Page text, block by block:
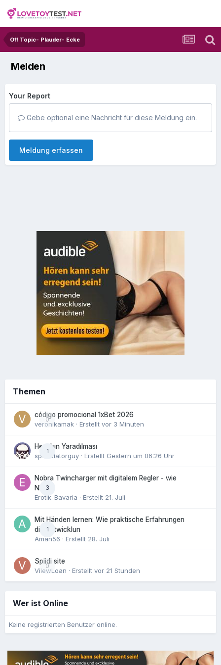
Off Topic- Plauder- Ecke
Melden
Your Report
Gebe optional eine Nachricht für diese Meldung ein.
Meldung erfassen
Themen
0
código promocional 1xBet 2026
veronikamak · Erstellt vor 3 Minuten
1
Hesabın Yaradılması
speculatorguy · Erstellt Gestern um 06:26 Uhr
3
Nobra Twincharger mit digitalem Regler - wie
NEU!
Erotik_Bavaria · Erstellt 21. Juli
1
Mit Händen lernen: Wie praktische Erfahrungen
die Entwicklun
Aman56 · Erstellt 28. Juli
0
Spiidi site
VilewLoan · Erstellt vor 21 Stunden
Wer ist Online
Keine registrierten Benutzer online.